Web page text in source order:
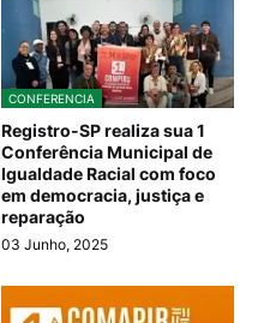
CONFERENCIA
Registro-SP realiza sua 1
Conferência Municipal de
Igualdade Racial com foco
em democracia, justiça e
reparação
03 Junho, 2025